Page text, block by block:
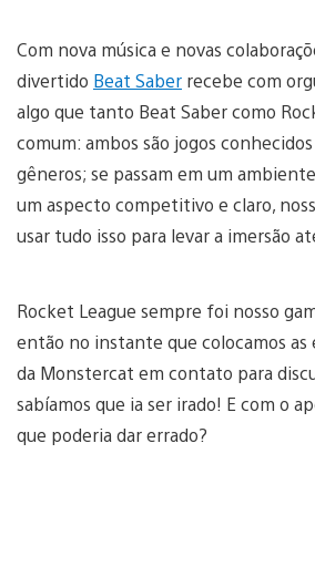
Com nova música e novas
divertido Beat Saber recebe com
algo que tanto Beat Saber como
comum: ambos são jogos
gêneros; se passam em um
um aspecto competitivo e claro,
usar tudo isso para levar a imersão
Rocket League sempre foi nosso
então no instante que colocamos as
da Monstercat em contato para
sabíamos que ia ser irado! E com o
que poderia dar errado?